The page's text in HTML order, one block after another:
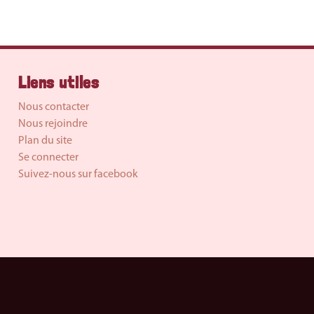
Liens utiles
Nous contacter
Nous rejoindre
Plan du site
Se connecter
Suivez-nous sur facebook